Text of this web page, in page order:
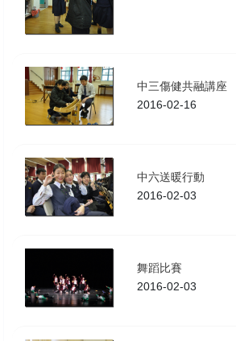
中三傷健共融講座
2016-02-16
中六送暖行動
2016-02-03
舞蹈比賽
2016-02-03